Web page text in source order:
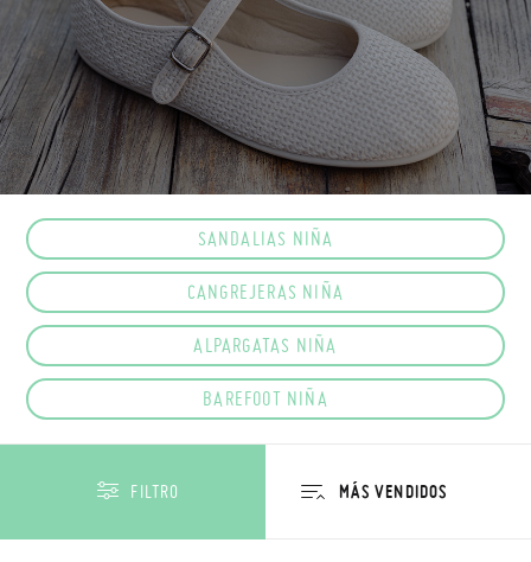
SANDALIAS NIÑA
CANGREJERAS NIÑA
ALPARGATAS NIÑA
BAREFOOT NIÑA
FILTRO